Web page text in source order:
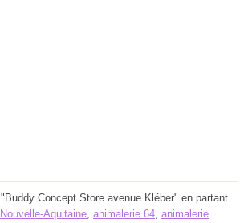
Concept Store avenue Kléber" en partant
Aquitaine animalerie 64 animalerie